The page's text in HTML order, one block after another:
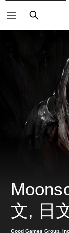
搜
尋
文, 日
Good Games Group, Inc.